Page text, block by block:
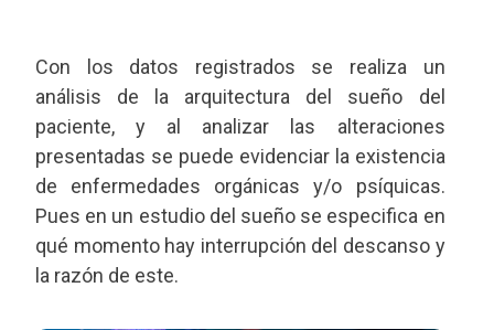
Con los datos registrados se realiza un
análisis de la arquitectura del sueño del
paciente, y al analizar las alteraciones
presentadas se puede evidenciar la existencia
de enfermedades orgánicas y/o psíquicas.
Pues en un estudio del sueño se especifica en
qué momento hay interrupción del descanso y
la razón de este.